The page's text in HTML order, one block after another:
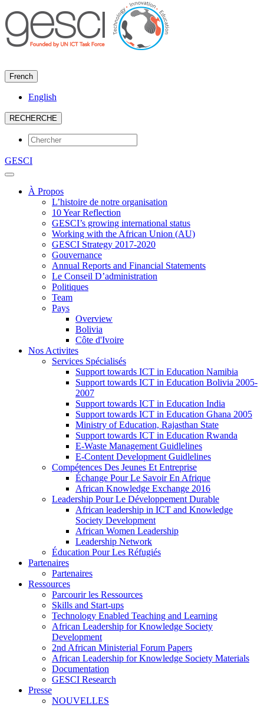
French
English
RECHERCHE
GESCI
À Propos
L’histoire de notre organisation
10 Year Reflection
GESCI’s growing international status
Working with the African Union (AU)
GESCI Strategy 2017-2020
Gouvernance
Annual Reports and Financial Statements
Le Conseil D’administration
Politiques
Team
Pays
Overview
Bolivia
Côte d'Ivoire
Nos Activites
Services Spécialisés
Support towards ICT in Education Namibia
Support towards ICT in Education Bolivia 2005-
2007
Support towards ICT in Education India
Support towards ICT in Education Ghana 2005
Ministry of Education, Rajasthan State
Support towards ICT in Education Rwanda
E-Waste Management Guidlelines
E-Content Development Guidlelines
Compétences Des Jeunes Et Entreprise
Échange Pour Le Savoir En Afrique
African Knowledge Exchange 2016
Leadership Pour Le Développement Durable
African leadership in ICT and Knowledge
Society Development
African Women Leadership
Leadership Network
Éducation Pour Les Réfugiés
Partenaires
Partenaires
Ressources
Parcourir les Ressources
Skills and Start-ups
Technology Enabled Teaching and Learning
African Leadership for Knowledge Society
Development
2nd African Ministerial Forum Papers
African Leadership for Knowledge Society Materials
Documentation
GESCI Research
Presse
NOUVELLES